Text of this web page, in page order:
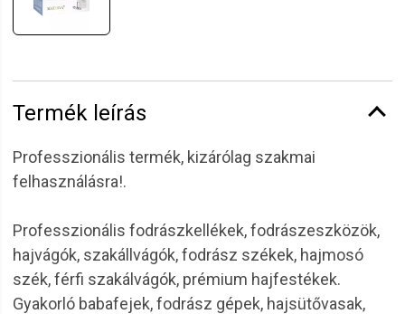
Termék leírás
Professzionális termék, kizárólag szakmai
felhasználásra!.
Professzionális fodrászkellékek, fodrászeszközök,
hajvágók, szakállvágók, fodrász székek, hajmosó
szék, férfi szakálvágók, prémium hajfestékek.
Gyakorló babafejek, fodrász gépek, hajsütővasak,